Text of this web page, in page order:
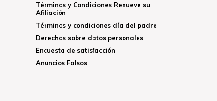
Términos y Condiciones Renueve su
Afiliación
Términos y condiciones día del padre
Derechos sobre datos personales
Encuesta de satisfacción
Anuncios Falsos